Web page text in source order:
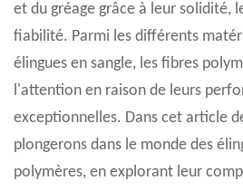
et du gréage grâce à leur solidité,
fiabilité. Parmi les différents
élingues en sangle, les fibres
l'attention en raison de leurs
exceptionnelles. Dans cet article
plongerons dans le monde des
polymères, en explorant leur